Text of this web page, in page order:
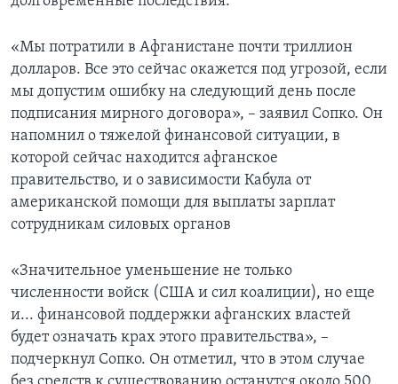
«Мы потратили в Афганистане почти триллион
долларов. Все это сейчас окажется под угрозой, если
мы допустим ошибку на следующий день после
подписания мирного договора», – заявил Сопко. Он
напомнил о тяжелой финансовой ситуации, в
которой сейчас находится афганское
правительство, и о зависимости Кабула от
американской помощи для выплаты зарплат
сотрудникам силовых органов
«Значительное уменьшение не только
численности войск (США и сил коалиции), но еще
и... финансовой поддержки афганских властей
будет означать крах этого правительства», –
подчеркнул Сопко. Он отметил, что в этом случае